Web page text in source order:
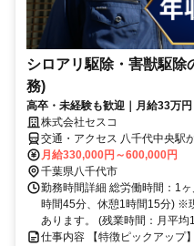
シロアリ駆除・害獣駆除
務)
高卒・未経験も歓迎｜月給33万
株式会社セスコ
交通・アクセス 八千代中央駅
月給330,000円～600,000円
千葉県八千代市
勤務時間詳細 総労働時間：1
時間45分、休憩1時間15分) ※
あります。 (残業時間：月平均
仕事内容 【特徴ピックアップ